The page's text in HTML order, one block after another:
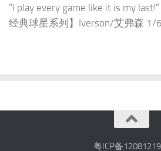
“I play every game like it is my
经典球星系列】Iverson/艾弗森 1/
粤ICP备